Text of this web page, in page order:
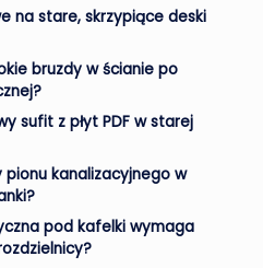
na stare, skrzypiące deski
bruzdy w ścianie po
sufit z płyt PDF w starej
pionu kanalizacyjnego w
pod kafelki wymaga